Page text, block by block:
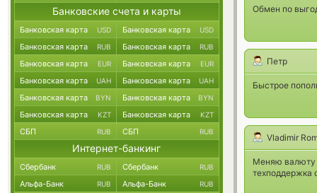
Обмен по
Петр
Быстрое
Vladimir
Меняю валюту
техподдержка
Банковские счета и карты
Банковская карта USD Банковская карта USD
Банковская карта RUB Банковская карта RUB
Банковская карта EUR Банковская карта EUR
Банковская карта UAH Банковская карта UAH
Банковская карта BYN Банковская карта BYN
Банковская карта KZT Банковская карта KZT
СБП RUB СБП RUB
Интернет-банкинг
Сбербанк RUB Сбербанк RUB
Альфа-Банк RUB Альфа-Банк RUB